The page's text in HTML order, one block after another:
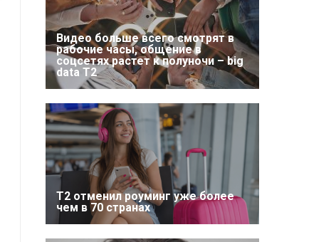
Видео больше всего смотрят в
рабочие часы, общение в
соцсетях растет к полуночи – big
data T2
Т2 отменил роуминг уже более
чем в 70 странах